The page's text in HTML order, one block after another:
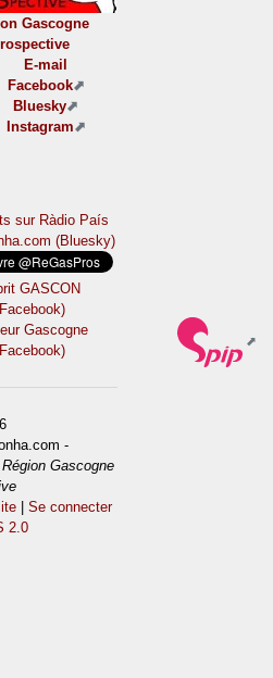
Gascogne
E-mail
Facebook
Bluesky
Instagram
sur Ràdio País
(Bluesky)
GASCON
Gascogne
-
Région Gascogne
|Se connecter
2.0